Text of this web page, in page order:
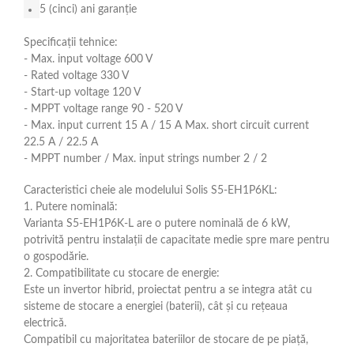
5 (cinci) ani garanție
Specificații tehnice:
- Max. input voltage 600 V
- Rated voltage 330 V
- Start-up voltage 120 V
- MPPT voltage range 90 - 520 V
- Max. input current 15 A / 15 A Max. short circuit current
22.5 A / 22.5 A
- MPPT number / Max. input strings number 2 / 2
Caracteristici cheie ale modelului Solis S5-EH1P6KL:
1. Putere nominală:
Varianta S5-EH1P6K-L are o putere nominală de 6 kW,
potrivită pentru instalații de capacitate medie spre mare pentru
o gospodărie.
2. Compatibilitate cu stocare de energie:
Este un invertor hibrid, proiectat pentru a se integra atât cu
sisteme de stocare a energiei (baterii), cât și cu rețeaua
electrică.
Compatibil cu majoritatea bateriilor de stocare de pe piață,